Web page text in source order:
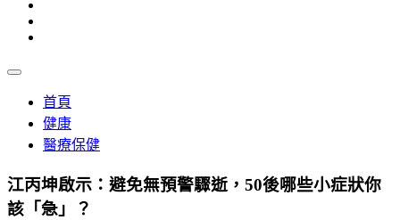
首頁
健康
醫療保健
江丙坤啟示：避免無預警驟逝，50後哪些小症狀你
該「急」？